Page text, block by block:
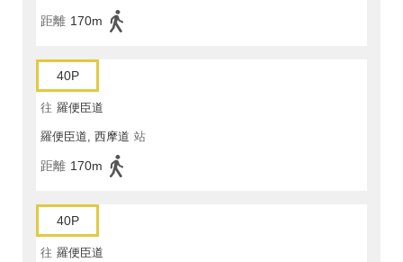
距離 170m
40P
往 羅便臣道
羅便臣道, 西摩道 站
距離 170m
40P
往 羅便臣道